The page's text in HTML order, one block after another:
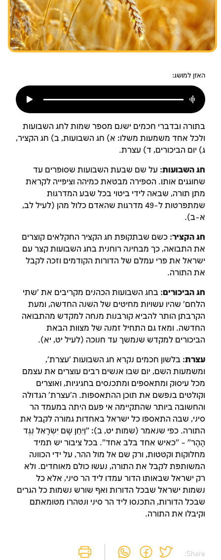
צומות החורבן
חנוכה
פורים
האזן למושג:
Share:
בתורה ובדברי חכמים ישנם מספר שמות לחג השבועות
ולכל אחד משמעות משלו: א) חג השבועות, ב) חג הקציר,
ג) יום הביכורים, ד) עצרת.
חג השבועות: על שם שבעת השבועות שסופרים עד
שחוגגים אותו. הספירה מבטאת כמיהה וציפייה לקראת
מתן תורה, שבאה לידי ביטוי בכל שבע המדרגות
שמתפרטות ל-49 מדרגות שהאדם כלול מהן (לעיל לב,
א-ב).
חג הקציר: כשם שבתקופת חג הקציר החקלאים קוצרים
את התבואה, כך מבחינה רוחנית בחג השבועות קצר עם
ישראל את פרי עמלם של הדורות הקודמים וזכה לקבל
את התורה.
חג הביכורים: בחג השבועות הכהנים מקריבים את 'שתי
הלחם' שהיו עשויות מחיטים של השנה החדשה, ומעת
הקרבתן הותר להביא קורבנות מנחה למקדש מהתבואה
החדשה. ומאז גם התחיל זמנה של מצוות הבאת
הביכורים למקדש שנמשך עד חנוכה (לעיל יט, יא).
עצרת: בלשון חכמים נקרא חג השבועות 'עצרת',
ומשמעות השם, יום שבו אנשים רבים עוצרים את עצמם
מכל עיסוק ומתאספים ומתכנסים בחגיגיות, ואוצרים
וקולטים בנפשם את תוכן ההתאספות. ה'עצרת' הגדולה
והחשובה ביותר שהתקיימה אי פעם היתה במעמד הר
סיני, שבה התאספו כל ישראל באחדות גמורה לקבל את
התורה. כפי שנאמר (שמות יט, ב): "וַיִּחַן שָׁם יִשְׂרָאֵל נֶגֶד
הָהָר" – "כאיש אחד בלב אחד". בכל ציבור יש תמיד
מחלוקות וקטטות, ורק שם אל מול ההר, על ידי הכוונה
המשותפת לקבל את התורה, נעשו כולם מאוחדים. ולא
רק ישראל שבאותו הדור עמדו ליד הר סיני, אלא כל
נשמות ישראל שבכל הדורות ואף שורש נשמות כל הגרים
שבכל הדורות, התכנסו ליד הר סיני ונטהרו מטומאתם
וקיבלו את התורה.
זמן להתחבר לחשבון
שלך
לסימון המושג כנלמד, יש להתחבר לחשבון או
להירשם
הרשמה התחברות